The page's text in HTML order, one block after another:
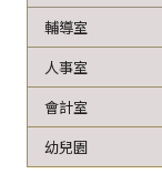
輔導室
人事室
會計室
幼兒園